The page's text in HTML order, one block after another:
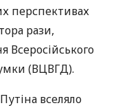
перспективах
рази,
Всеросійського
(ВЦВГД).
вселяло